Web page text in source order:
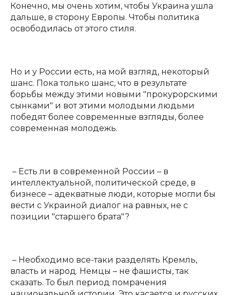
Конечно, мы очень хотим, чтобы Украина ушла
дальше, в сторону Европы. Чтобы политика
освободилась от этого стиля.
Но и у России есть, на мой взгляд, некоторый
шанс. Пока только шанс, что в результате
борьбы между этими новыми "прокурорскими
сынками" и вот этими молодыми людьми
победят более современные взгляды, более
современная молодежь.
– Есть ли в современной России – в
интеллектуальной, политической среде, в
бизнесе – адекватные люди, которые могли бы
вести с Украиной диалог на равных, не с
позиции "старшего брата"?
– Необходимо все-таки разделять Кремль,
власть и народ. Немцы – не фашисты, так
сказать. То был период помрачения